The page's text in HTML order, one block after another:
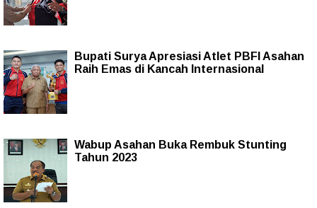
Bupati Surya Apresiasi Atlet PBFI Asahan
Raih Emas di Kancah Internasional
Wabup Asahan Buka Rembuk Stunting
Tahun 2023